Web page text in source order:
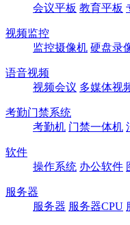
会议平板 教育平板
视频监控
监控摄像机 硬盘录
语音视频
视频会议 多媒体视
考勤门禁系统
考勤机 门禁一体机
软件
操作系统 办公软件
服务器
服务器 服务器CPU